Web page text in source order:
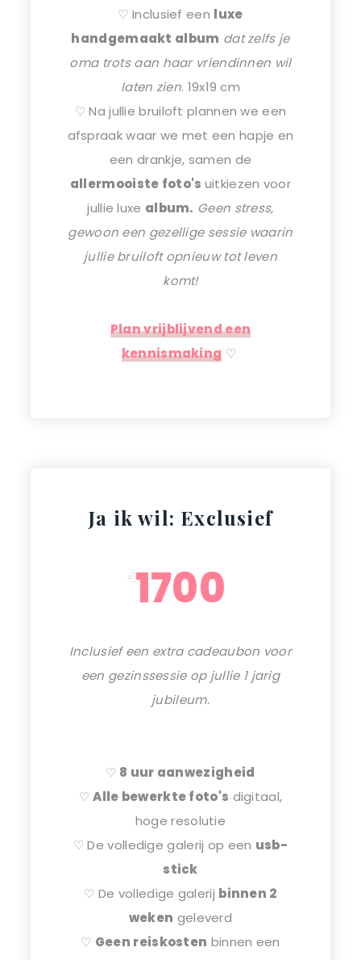
♡ Inclusief een luxe
handgemaakt album dat zelfs je
oma trots aan haar vriendinnen wil
laten zien. 19x19 cm
♡ Na jullie bruiloft plannen we een
afspraak waar we met een hapje en
een drankje, samen de
allermooiste foto's uitkiezen voor
jullie luxe album. Geen stress,
gewoon een gezellige sessie waarin
jullie bruiloft opnieuw tot leven
komt!
Plan vrijblijvend een
kennismaking ♡
Ja ik wil: Exclusief
€1700
Inclusief een extra cadeaubon voor
een gezinssessie op jullie 1 jarig
jubileum.
♡ 8 uur aanwezigheid
♡Alle bewerkte foto's digitaal,
hoge resolutie
♡ De volledige galerij op een usb-
stick
♡ De volledige galerij binnen 2
weken geleverd
♡ Geen reiskosten binnen een